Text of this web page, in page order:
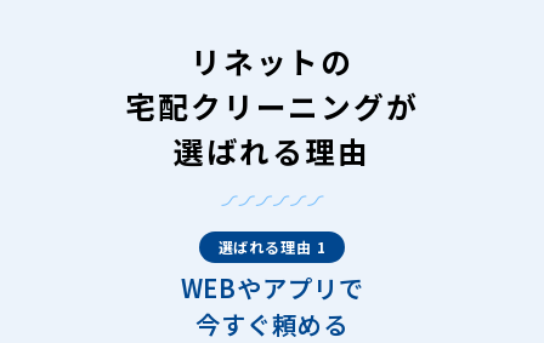
リネットの
宅配クリーニングが
選ばれる理由
選ばれる理由 1
WEBやアプリで
今すぐ頼める